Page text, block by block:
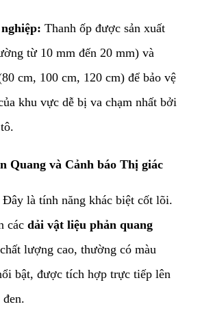
Thanh ốp được sản xuất
từ 10 mm đến 20 mm) và
cm, 100 cm, 120 cm) để bảo vệ
khu vực dễ bị va chạm nhất bởi
Quang và Cảnh báo Thị giác
Đây là tính năng khác biệt cốt lõi.
các dải vật liệu phản quang
chất lượng cao, thường có màu
bật, được tích hợp trực tiếp lên
đen.